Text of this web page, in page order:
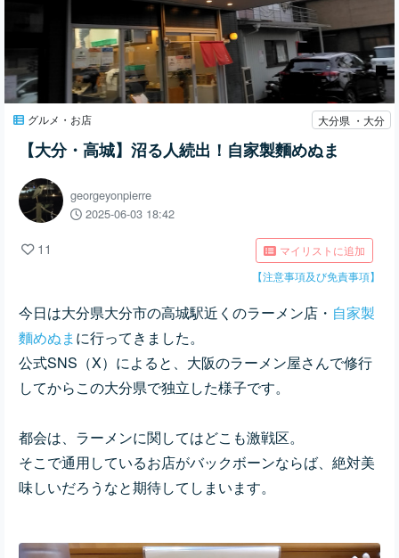
グルメ・お店 大分県 ・大分
【大分・高城】沼る人続出！自家製麵めぬま
georgeyonpierre
2025-06-03 18:42
11
マイリストに追加
【注意事項及び免責事項】
今日は大分県大分市の高城駅近くのラーメン店・ 自家製
麵めぬま に行ってきました。
公式SNS（X）によると、大阪のラーメン屋さんで修行
してからこの大分県で独立した様子です。
都会は、ラーメンに関してはどこも激戦区。
そこで通用しているお店がバックボーンならば、 絶対美
味しいだろうなと期待してしまいます。